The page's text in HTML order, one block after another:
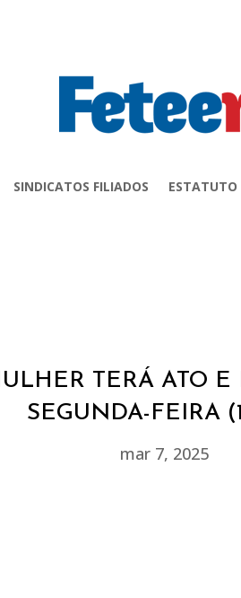
SINDICATOS FILIADOS ESTATUTO
TERÁ ATO E
SEGUNDA-FEIRA
mar 7, 2025